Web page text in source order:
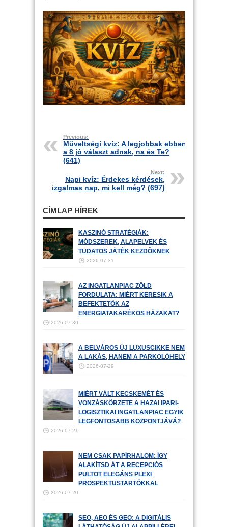
Previous:
Műveltségi kvíz: A legjobbak ebben
a 8 jó választ adnak, na és Te?
(641)
Next:
Napi kvíz: Érdekes kérdések,
izgalmas nap, mi kell még? (697)
CÍMLAP HÍREK
KASZINÓ STRATÉGIÁK:
MÓDSZEREK, ALAPELVEK ÉS
TUDATOS JÁTÉK KEZDŐKNEK
2026-07-31
AZ INGATLANPIAC ZÖLD
FORDULATA: MIÉRT KERESIK A
BEFEKTETŐK AZ
ENERGIATAKARÉKOS HÁZAKAT?
2026-07-30
A BELVÁROS ÚJ LUXUSCIKKE NEM
A LAKÁS, HANEM A PARKOLÓHELY
2026-07-29
MIÉRT VÁLT KECSKEMÉT ÉS
VONZÁSKÖRZETE A HAZAI IPARI-
LOGISZTIKAI INGATLANPIAC EGYIK
LEGFONTOSABB KÖZPONTJÁVÁ?
2026-07-21
NEM CSAK PAPÍRHALOM: ÍGY
ALAKÍTSD ÁT A RECEPCIÓS
PULTOT ELEGÁNS PLEXI
PROSPEKTUSTARTÓKKAL
2026-07-20
SEO, AEO ÉS GEO: A DIGITÁLIS